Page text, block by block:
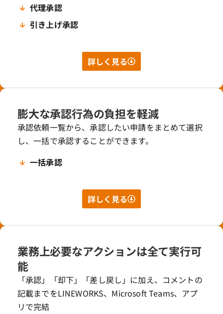
代理承認
引き上げ承認
詳しく見る
膨大な承認行為の負担を軽減
承認依頼一覧から、承認したい申請をまとめて選択
し、一括で承認することができます。
一括承認
詳しく見る
業務上必要なアクションは全て実行可
能
「承認」「却下」「差し戻し」に加え、コメントの
記載までをLINEWORKS、 Microsoft Teams、アプ
リで完結